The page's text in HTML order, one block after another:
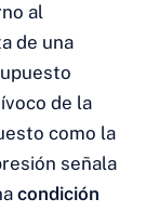
al
de una
de la
como la
señala
condición